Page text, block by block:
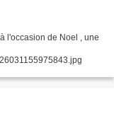
l'occasion de Noel , une